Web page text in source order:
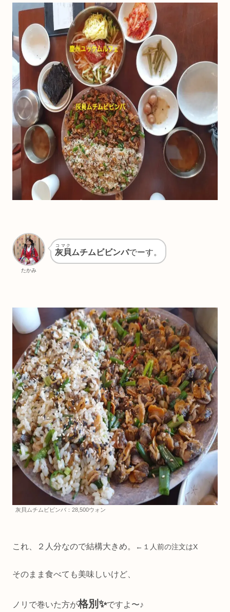
たかみ
灰貝
コマク
ムチムビビンバでーす。
灰貝ムチムビビンバ：28,500ウォン
これ、２人分なので結構大きめ。 ←１人前の注文はX
そのまま食べても美味しいけど、
ノリで巻いた方が格別✨ですよ〜♪